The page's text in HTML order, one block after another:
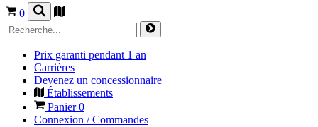
0
Prix garanti pendant 1 an
Carrières
Devenez un concessionnaire
Établissements
Panier0
Connexion / Commandes